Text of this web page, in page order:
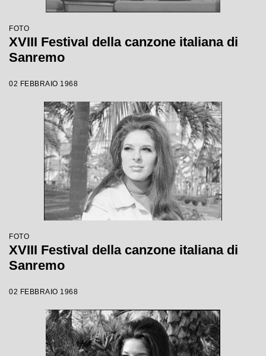
FOTO
XVIII Festival della canzone italiana di
Sanremo
02 FEBBRAIO 1968
FOTO
XVIII Festival della canzone italiana di
Sanremo
02 FEBBRAIO 1968